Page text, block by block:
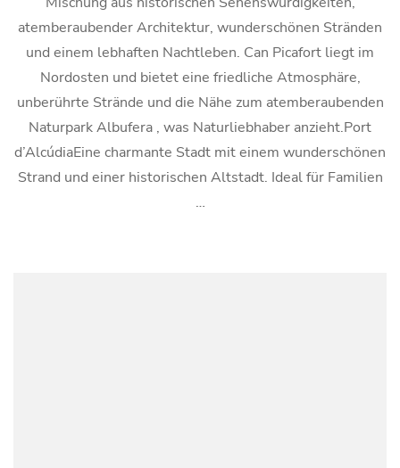
atemberaubender Architektur, wunderschönen Stränden
und einem lebhaften Nachtleben. Can Picafort liegt im
Nordosten und bietet eine friedliche Atmosphäre,
unberührte Strände und die Nähe zum atemberaubenden
Naturpark Albufera , was Naturliebhaber anzieht.Port
d’AlcúdiaEine charmante Stadt mit einem wunderschönen
Strand und einer historischen Altstadt. Ideal für Familien
…